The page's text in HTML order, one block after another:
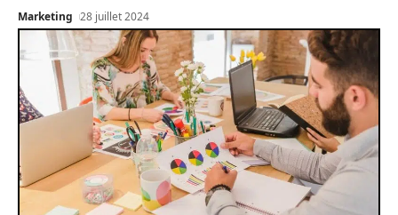
Marketing 28 juillet 2024